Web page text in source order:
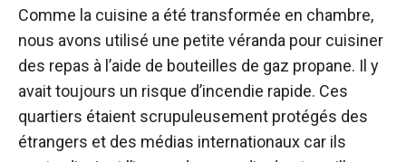
Comme la cuisine a été transformée en chambre,
nous avons utilisé une petite véranda pour cuisiner
des repas à l’aide de bouteilles de gaz propane. Il y
avait toujours un risque d’incendie rapide. Ces
quartiers étaient scrupuleusement protégés des
étrangers et des médias internationaux car ils